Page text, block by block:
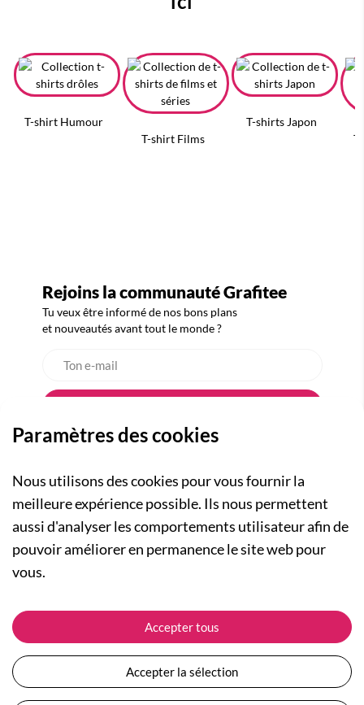
T-shirt Humour
T-shirt Films
T-shirts Japon
Rejoins la communauté Grafitee
Tu veux être informé de nos bons plans
et nouveautés avant tout le monde ?
A PROPOS
Qui sommes-nous ?
Actualités
Nos engagements
Plan du site
Devenir revendeur
NOS RUBRIQUES
Collection Femme
Collection Enfants
Les Totebags
Nos différents thèmes
ASSISTANCE
Suivre ma commande
Expédition et livraison
Retour et remboursement
Paramètres des cookies
Nous utilisons des cookies pour vous fournir la
meilleure expérience possible. Ils nous permettent
aussi d'analyser les comportements utilisateur afin de
pouvoir améliorer en permanence le site web pour
vous.
Accepter tous
Accepter la sélection